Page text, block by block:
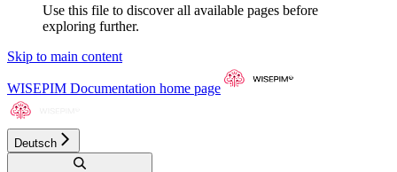
Use this file to discover all available pages before
exploring further.
Skip to main content
WISEPIM Documentation home page
Deutsch